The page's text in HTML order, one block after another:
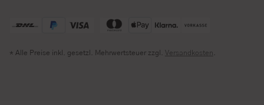
* Alle Preise inkl. gesetzl. Mehrwertsteuer zzgl. Versandkosten